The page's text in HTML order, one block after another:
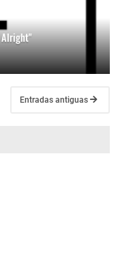
Alright"
Entradas antiguas